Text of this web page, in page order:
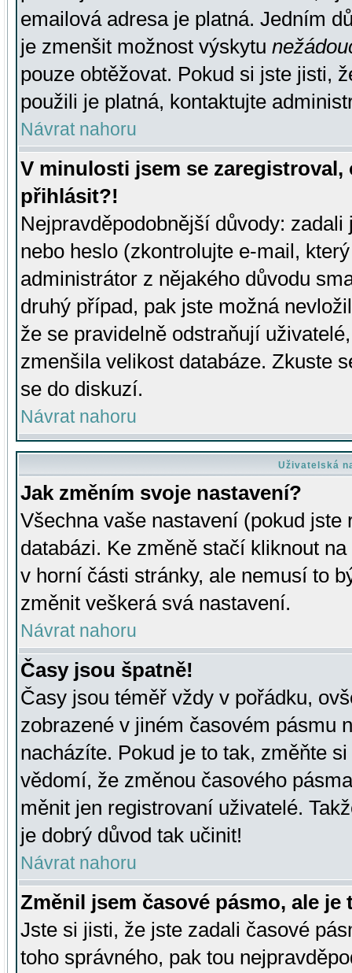
emailová adresa je platná. Jedním
je zmenšit možnost výskytu
pouze obtěžovat. Pokud si jste jisti,
použili je platná, kontaktujte
Návrat nahoru
V minulosti jsem se
přihlásit?!
Nejpravděpodobnější důvody:
nebo heslo (zkontrolujte e-mail,
administrátor z nějakého důvodu
druhý případ, pak jste možná
že se pravidelně odstraňují
zmenšila velikost databáze. Zkuste
se do diskuzí.
Návrat nahoru
Uživatelská
Jak změním svoje nastavení?
Všechna vaše nastavení (pokud
databázi. Ke změně stačí kliknout
v horní části stránky, ale nemusí to
změnit veškerá svá nastavení.
Návrat nahoru
Časy jsou špatně!
Časy jsou téměř vždy v pořádku,
zobrazené v jiném časovém pásmu
nacházíte. Pokud je to tak, změňte
vědomí, že změnou časového
měnit jen registrovaní uživatelé.
je dobrý důvod tak učinit!
Návrat nahoru
Změnil jsem časové pásmo, ale je
Jste si jisti, že jste zadali časové
toho správného, pak tou